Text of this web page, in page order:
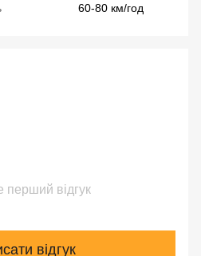
60-80 км/год
перший відгук
відгук